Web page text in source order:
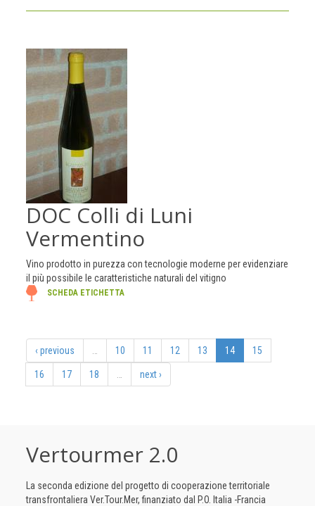
DOC Colli di Luni
Vermentino
Vino prodotto in purezza con tecnologie moderne per evidenziare
il più possibile le caratteristiche naturali del vitigno
SCHEDA ETICHETTA
‹ previous … 10 11 12 13 14 15
16 17 18 … next ›
Vertourmer 2.0
La seconda edizione del progetto di cooperazione territoriale
transfrontaliera Ver.Tour.Mer, finanziato dal P.O. Italia -Francia